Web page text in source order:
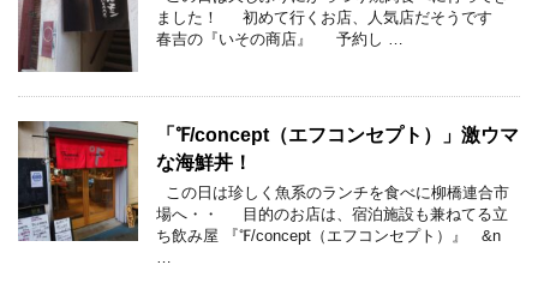
ました！ 初めて行くお店、人気店だそうです
春吉の『いその商店』 予約し …
「℉/concept（エフコンセプト）」激ウマ
な海鮮丼！
この日は珍しく魚系のランチを食べに柳橋連合市
場へ・・ 目的のお店は、宿泊施設も兼ねてる立
ち飲み屋 『℉/concept（エフコンセプト）』 &n